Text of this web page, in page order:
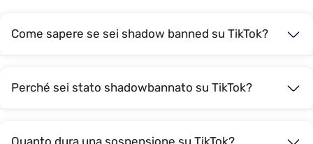
Come sapere se sei shadow banned su TikTok?
Perché sei stato shadowbannato su TikTok?